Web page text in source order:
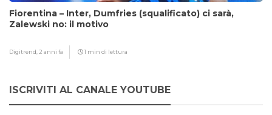
Fiorentina – Inter, Dumfries (squalificato) ci sarà,
Zalewski no: il motivo
Digitrend, 2 anni fa 1 min di lettura
ISCRIVITI AL CANALE YOUTUBE